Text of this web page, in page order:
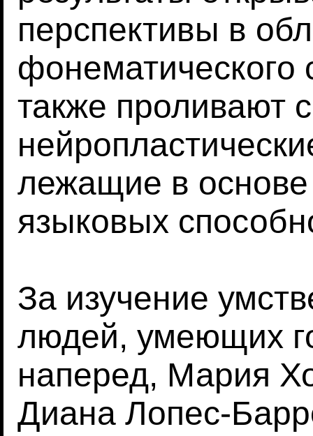
перспективы в
фонематического
также проливают
лежащие в
языковых
За изучение
людей, умеющих
наперед, Мария
Диана Лопес-